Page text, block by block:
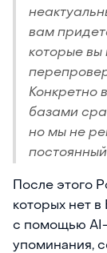
вам
которые вы
Конкретно
базами
но мы не
После этого
которых нет
с помощью AI-
упоминания,